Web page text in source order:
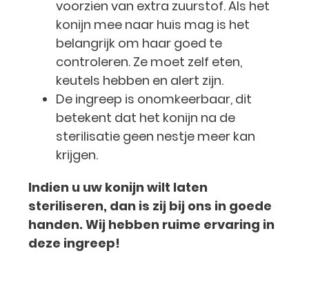
voorzien van extra zuurstof. Als het
konijn mee naar huis mag is het
belangrijk om haar goed te
controleren. Ze moet zelf eten,
keutels hebben en alert zijn.
De ingreep is onomkeerbaar, dit
betekent dat het konijn na de
sterilisatie geen nestje meer kan
krijgen.
Indien u uw konijn wilt laten
steriliseren, dan is zij bij ons in goede
handen. Wij hebben ruime ervaring in
deze ingreep!